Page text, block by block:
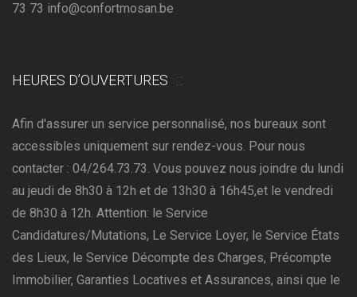
73 73 info@confortmosan.be
HEURES D’OUVERTURES
Afin d'assurer un service personnalisé, nos bureaux sont
accessibles uniquement sur rendez-vous. Pour nous
contacter : 04/264.73.73. Vous pouvez nous joindre du lundi
au jeudi de 8h30 à 12h et de 13h30 à 16h45,et le vendredi
de 8h30 à 12h. Attention: le Service
Candidatures/Mutations, Le Service Loyer, le Service États
des Lieux, le Service Décompte des Charges, Précompte
Immobilier, Garanties Locatives et Assurances, ainsi que le